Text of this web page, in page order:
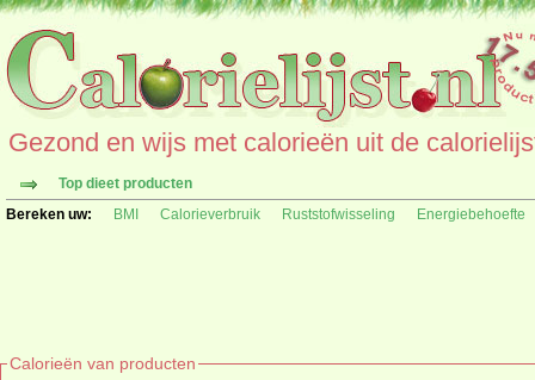
Gezond en wijs met calorieën uit de
Top dieet producten
Bereken uw:
BMI Calorieverbruik Ruststofwisseling Energiebehoefte
Calorieën van producten